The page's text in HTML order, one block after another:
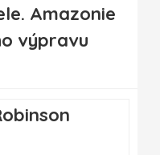
Amazonie
výpravu